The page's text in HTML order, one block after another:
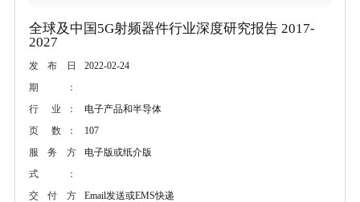
全球及中国5G射频器件行业深度研究报告 2017-
2027
发布日
期：
2022-02-24
行 业：
电子产品和半导体
页 数：
107
服务方
式：
电子版或纸介版
交付方
Email发送或EMS快递